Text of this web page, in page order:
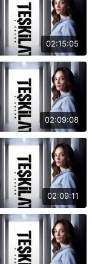
02:15:05
02:09:08
02:09:11